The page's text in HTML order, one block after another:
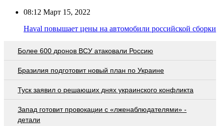
08:12 Март 15, 2022
Haval повышает цены на автомобили российской сборки
Более 600 дронов ВСУ атаковали Россию
Бразилия подготовит новый план по Украине
Туск заявил о решающих днях украинского конфликта
Запад готовит провокации с «лженаблюдателями» -
детали